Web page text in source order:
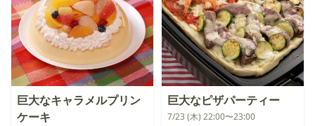
巨大なキャラメルプリン
ケーキ
巨大なピザパーティー
7/23 (木) 22:00〜23:00